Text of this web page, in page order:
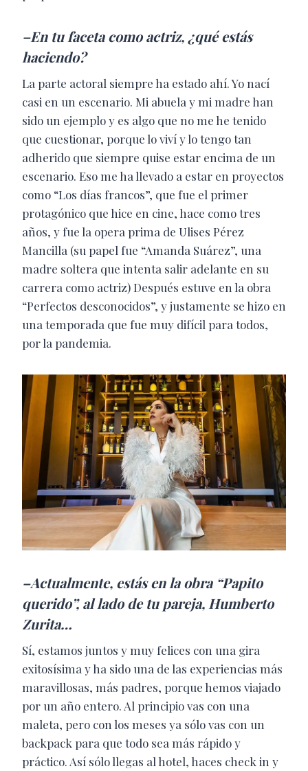
–En tu faceta como actriz, ¿qué estás
haciendo?
La parte actoral siempre ha estado ahí. Yo nací
casi en un escenario. Mi abuela y mi madre han
sido un ejemplo y es algo que no me he tenido
que cuestionar, porque lo viví y lo tengo tan
adherido que siempre quise estar encima de un
escenario. Eso me ha llevado a estar en proyectos
como “Los días francos”, que fue el primer
protagónico que hice en cine, hace como tres
años, y fue la opera prima de Ulises Pérez
Mancilla (su papel fue “Amanda Suárez”, una
madre soltera que intenta salir adelante en su
carrera como actriz) Después estuve en la obra
“Perfectos desconocidos”, y justamente se hizo en
una temporada que fue muy difícil para todos,
por la pandemia.
–Actualmente, estás en la obra “Papito
querido”, al lado de tu pareja, Humberto
Zurita…
Sí, estamos juntos y muy felices con una gira
exitosísima y ha sido una de las experiencias más
maravillosas, más padres, porque hemos viajado
por un año entero. Al principio vas con una
maleta, pero con los meses ya sólo vas con un
backpack para que todo sea más rápido y
práctico. Así sólo llegas al hotel, haces check in y